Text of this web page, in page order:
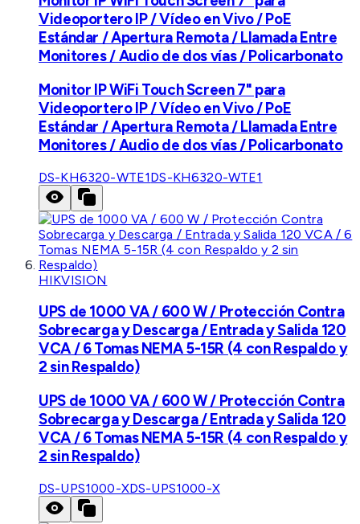
Videoportero IP / Vídeo en Vivo / PoE
Estándar / Apertura Remota / Llamada Entre
Monitores / Audio de dos vías / Policarbonato
Monitor IP WiFi Touch Screen 7" para
Videoportero IP / Vídeo en Vivo / PoE
Estándar / Apertura Remota / Llamada Entre
Monitores / Audio de dos vías / Policarbonato
DS-KH6320-WTE1DS-KH6320-WTE1
HIKVISION
UPS de 1000 VA / 600 W / Protección Contra
Sobrecarga y Descarga / Entrada y Salida 120
VCA / 6 Tomas NEMA 5-15R (4 con Respaldo y
2 sin Respaldo)
UPS de 1000 VA / 600 W / Protección Contra
Sobrecarga y Descarga / Entrada y Salida 120
VCA / 6 Tomas NEMA 5-15R (4 con Respaldo y
2 sin Respaldo)
DS-UPS1000-XDS-UPS1000-X